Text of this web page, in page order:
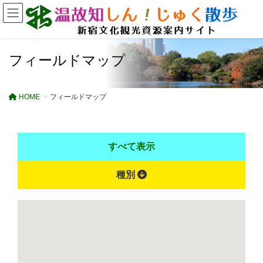
フィールドマップ
HOME フィールドマップ
すべて表示
種別